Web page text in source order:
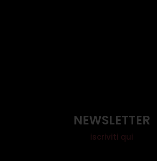
NEWSLETTER
iscriviti qui